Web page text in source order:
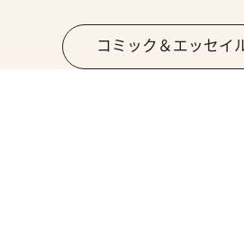
コミック＆エッセイ